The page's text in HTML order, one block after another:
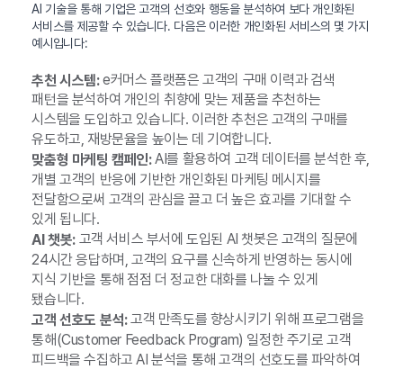
AI 기술을 통해 기업은 고객의 선호와 행동을 분석하여 보다 개인화된
서비스를 제공할 수 있습니다. 다음은 이러한 개인화된 서비스의 몇 가지
예시입니다:
추천 시스템:e커머스 플랫폼은 고객의 구매 이력과 검색
패턴을 분석하여 개인의 취향에 맞는 제품을 추천하는
시스템을 도입하고 있습니다. 이러한 추천은 고객의 구매를
유도하고, 재방문율을 높이는 데 기여합니다.
맞춤형 마케팅 캠페인:AI를 활용하여 고객 데이터를 분석한 후,
개별 고객의 반응에 기반한 개인화된 마케팅 메시지를
전달함으로써 고객의 관심을 끌고 더 높은 효과를 기대할 수
있게 됩니다.
AI 챗봇:고객 서비스 부서에 도입된 AI 챗봇은 고객의 질문에
24시간 응답하며, 고객의 요구를 신속하게 반영하는 동시에
지식 기반을 통해 점점 더 정교한 대화를 나눌 수 있게
됐습니다.
고객 선호도 분석:고객 만족도를 향상시키기 위해 프로그램을
통해(Customer Feedback Program) 일정한 주기로 고객
피드백을 수집하고 AI 분석을 통해 고객의 선호도를 파악하여